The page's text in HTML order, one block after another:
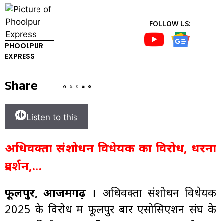
PHOOLPUR
EXPRESS
FOLLOW US:
Share
Listen to this
अधिवक्ता संशोधन विधेयक का विरोध, धरना
प्रदर्शन,…
फूलपुर, आजमगढ़ । अधिवक्ता संशोधन विधेयक
2025 के विरोध में फूलपुर बार एसोसिएशन संघ के